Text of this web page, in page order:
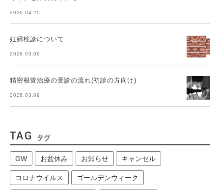
2026.04.20
妊婦検診について
2026.03.09
精密根管治療の受診の流れ(初診の方向け)
2026.03.09
TAG タグ
GW お盆休み お知らせ キャンセル
コロナウイルス ゴールデンウィーク